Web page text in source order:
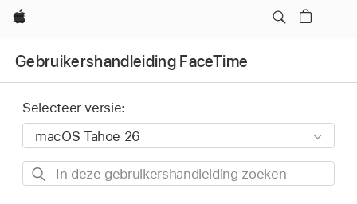
Apple
Gebruikershandleiding FaceTime
Selecteer versie:
In